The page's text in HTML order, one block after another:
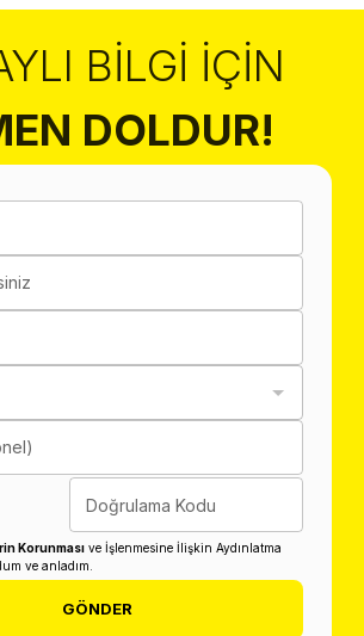
BILGI İÇIN
DOLDUR!
Doğrulama Kodu
Korunması ve İşlenmesine İlişkin Aydınlatma
ve anladım.
GÖNDER